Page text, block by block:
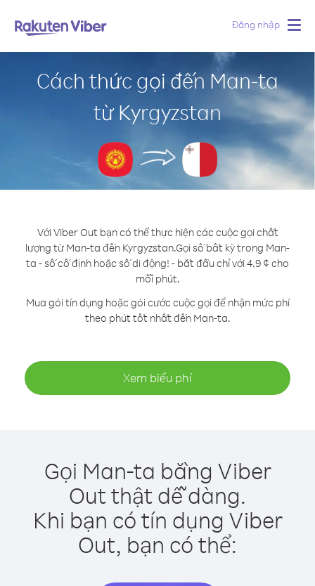
Đăng nhập
Cách thức gọi đến Man-ta
từ Kyrgyzstan
Với Viber Out bạn có thể thực hiện các cuộc gọi chất
lượng từ Man-ta đến Kyrgyzstan.Gọi số bất kỳ trong Man-
ta - số cố định hoặc số di động! - bắt đầu chỉ với 4.9 ¢ cho
mỗi phút.
Mua gói tín dụng hoặc gói cước cuộc gọi để nhận mức phí
theo phút tốt nhất đến Man-ta.
Xem biểu phí
Gọi Man-ta bằng Viber
Out thật dễ dàng.
Khi bạn có tín dụng Viber
Out, bạn có thể: